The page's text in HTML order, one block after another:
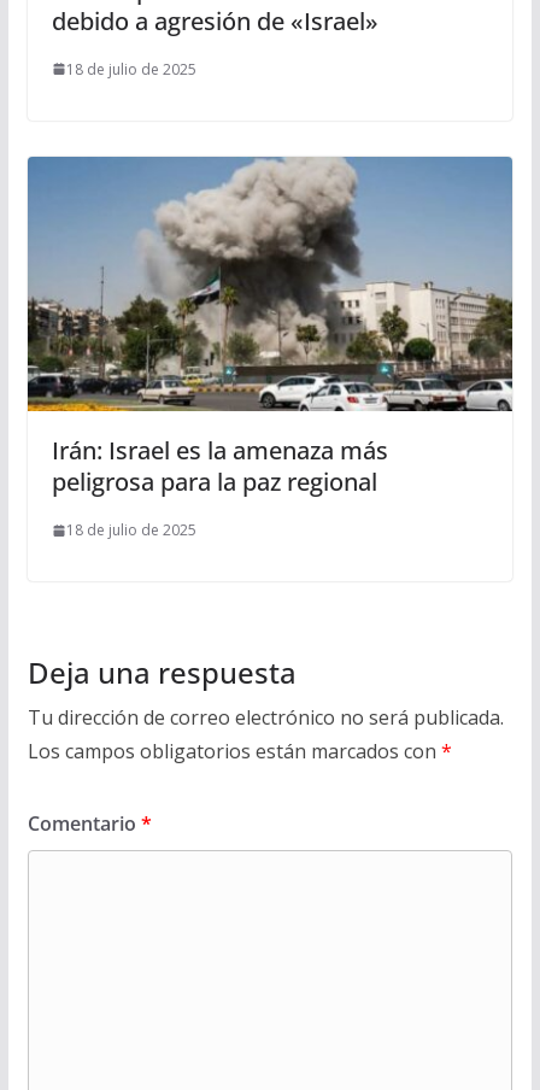
debido a agresión de «Israel»
18 de julio de 2025
Irán: Israel es la amenaza más
peligrosa para la paz regional
18 de julio de 2025
Deja una respuesta
Tu dirección de correo electrónico no será publicada.
Los campos obligatorios están marcados con *
Comentario *